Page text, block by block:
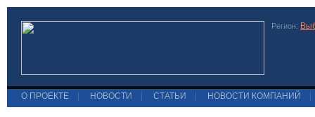
Регион:
О ПРОЕКТЕ НОВОСТИ СТАТЬИ НОВОСТИ КОМПАНИЙ